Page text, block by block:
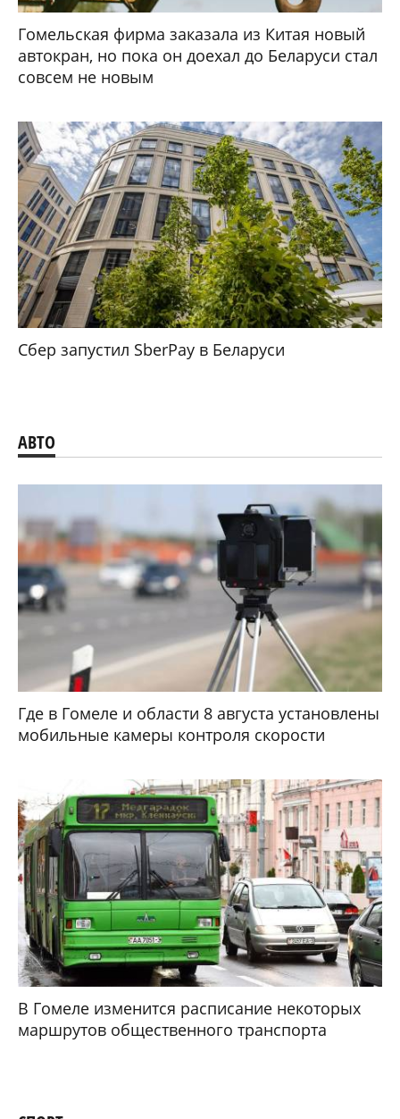
Гомельская фирма заказала из Китая новый
автокран, но пока он доехал до Беларуси стал
совсем не новым
Сбер запустил SberPay в Беларуси
АВТО
Где в Гомеле и области 8 августа установлены
мобильные камеры контроля скорости
В Гомеле изменится расписание некоторых
маршрутов общественного транспорта